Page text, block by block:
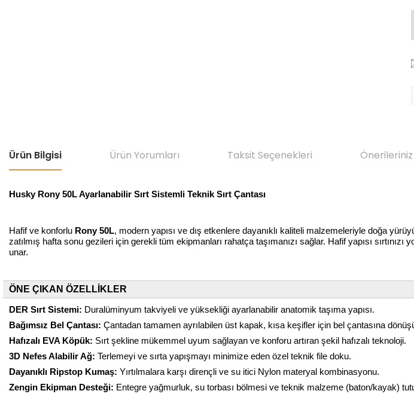
Ürün Bilgisi Ürün Yorumları Taksit Seçenekleri Önerileriniz
Husky Rony 50L Ayarlanabilir Sırt Sistemli Teknik Sırt Çantası
Hafif ve konforlu Rony 50L, modern yapısı ve dış etkenlere dayanıklı kaliteli malzemeleriyle doğa
zatılmış hafta sonu gezileri için gerekli tüm ekipmanları rahatça taşımanızı sağlar. Hafif yapısı
unar.
ÖNE ÇIKAN ÖZELLİKLER
DER Sırt Sistemi: Duralüminyum takviyeli ve yüksekliği ayarlanabilir anatomik taşıma yapısı.
Bağımsız Bel Çantası: Çantadan tamamen ayrılabilen üst kapak, kısa keşifler için bel çantasına
Hafızalı EVA Köpük: Sırt şekline mükemmel uyum sağlayan ve konforu artıran şekil hafızalı teknoloji.
3D Nefes Alabilir Ağ: Terlemeyi ve sırta yapışmayı minimize eden özel teknik file doku.
Dayanıklı Ripstop Kumaş: Yırtılmalara karşı dirençli ve su itici Nylon materyal kombinasyonu.
Zengin Ekipman Desteği: Entegre yağmurluk, su torbası bölmesi ve teknik malzeme (baton/kayak)